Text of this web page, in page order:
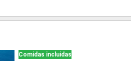
Comidas incluidas